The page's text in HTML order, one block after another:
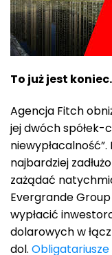
To już jest
Agencja Fitch
jej dwóch spółek-
najbardziej
zażądać
Evergrande Group
wypłacić
dolarowych w
dol.